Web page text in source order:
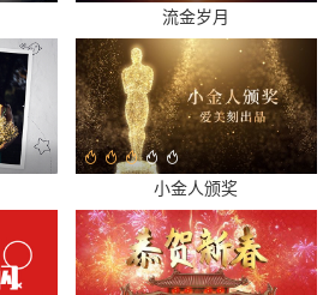
流金岁月
小金人颁奖